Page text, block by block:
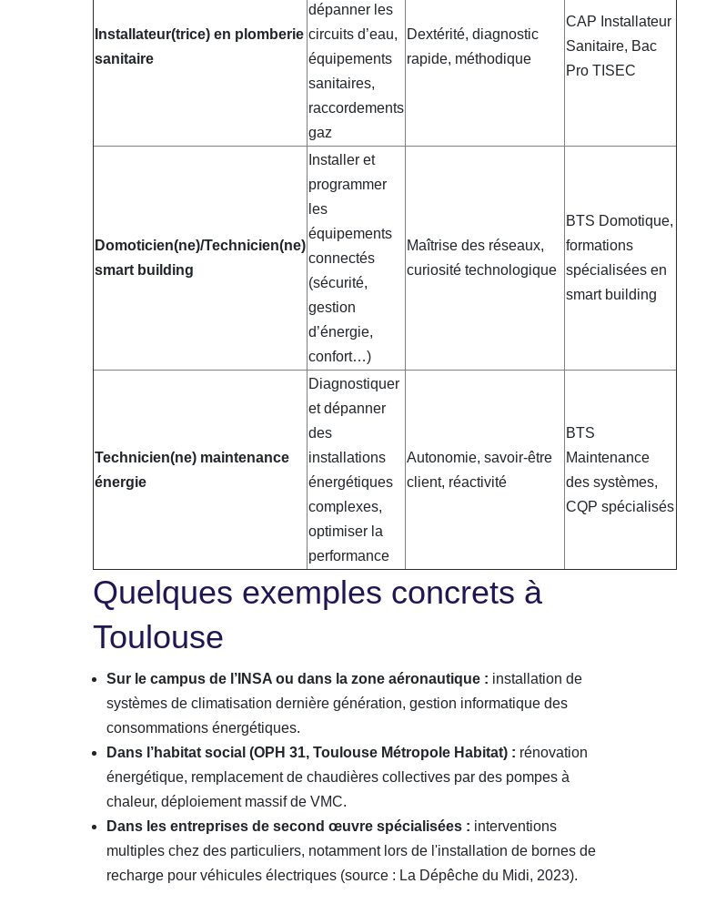
Installateur(trice) en plomberie
sanitaire
dépanner les
circuits d’eau,
équipements
sanitaires,
raccordements
gaz
Dextérité, diagnostic
rapide, méthodique
CAP Installateur
Sanitaire, Bac
Pro TISEC
Domoticien(ne)/Technicien(ne)
smart building
Installer et
programmer
les
équipements
connectés
(sécurité,
gestion
d’énergie,
confort…)
Maîtrise des réseaux,
curiosité technologique
BTS Domotique,
formations
spécialisées en
smart building
Technicien(ne) maintenance
énergie
Diagnostiquer
et dépanner
des
installations
énergétiques
complexes,
optimiser la
performance
Autonomie, savoir-être
client, réactivité
BTS
Maintenance
des systèmes,
CQP spécialisés
Quelques exemples concrets à
Toulouse
Sur le campus de l’INSA ou dans la zone aéronautique : installation de
systèmes de climatisation dernière génération, gestion informatique des
consommations énergétiques.
Dans l’habitat social (OPH 31, Toulouse Métropole Habitat) : rénovation
énergétique, remplacement de chaudières collectives par des pompes à
chaleur, déploiement massif de VMC.
Dans les entreprises de second œuvre spécialisées : interventions
multiples chez des particuliers, notamment lors de l'installation de bornes de
recharge pour véhicules électriques (source : La Dépêche du Midi, 2023).